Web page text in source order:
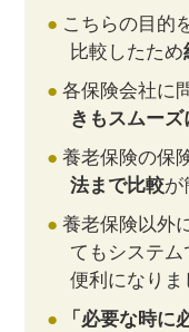
こちらの目的
比較したため
各保険会社に
きもスムーズ
養老保険の保
法まで比較が
養老保険以外
てもシステム
便利になりま
「必要な時に